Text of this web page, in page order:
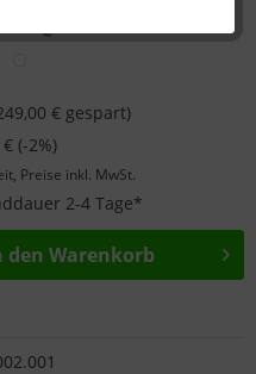
€ gespart)
(-2%)
Preise inkl. MwSt.
2-4 Tage*
den Warenkorb